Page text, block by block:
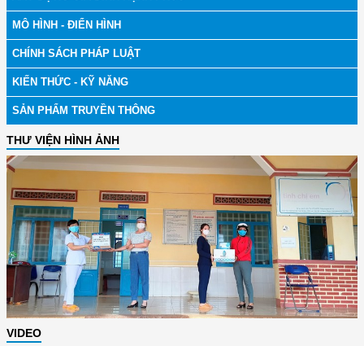
MÔ HÌNH - ĐIỂN HÌNH
CHÍNH SÁCH PHÁP LUẬT
KIẾN THỨC - KỸ NĂNG
SẢN PHẨM TRUYỀN THÔNG
THƯ VIỆN HÌNH ẢNH
VIDEO